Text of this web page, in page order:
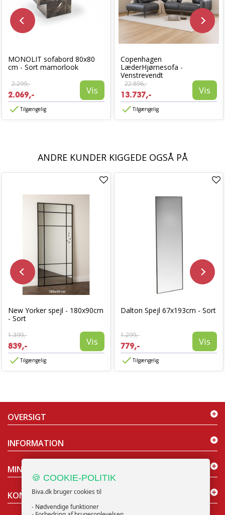
MONOLIT sofabord 80x80
cm - Sort mamorlook
2.299,-
2.069,- Vis
Tilgængelig
Copenhagen
LæderHjørnesofa -
Venstrevendt
22.896,-
13.737,- Vis
Tilgængelig
ANDRE KUNDER KIGGEDE OGSÅ PÅ
New Yorker spejl - 180x90cm
- Sort
1.399,-
839,- Vis
Tilgængelig
Dalton Spejl 67x193cm - Sort
1.299,-
779,- Vis
Tilgængelig
OVERSIGT
INFORMATION
MIN KONTO
KONTAKT OS
🍪 COOKIE-POLITIK
Biva.dk bruger cookies til
- Nødvendige funktioner